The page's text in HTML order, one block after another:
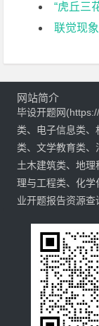
“虎丘三
联觉现象视
网站简介
毕设开题网
类、电子信息类
类、文学教育类、
土木建筑类、地
理与工程类、化
业开题报告资源查